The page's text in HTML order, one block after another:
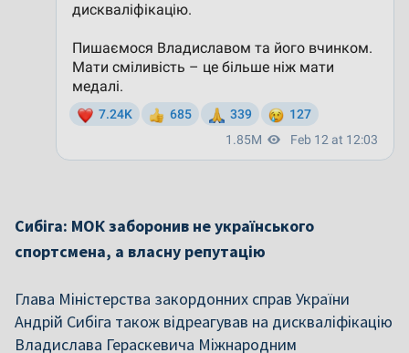
Сибіга: МОК заборонив не українського
спортсмена, а власну репутацію
Глава Міністерства закордонних справ України
Андрій Сибіга також відреагував на дискваліфікацію
Владислава Гераскевича Міжнародним